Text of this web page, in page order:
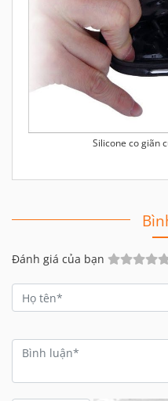
Silicone co giãn
Đánh giá của bạn